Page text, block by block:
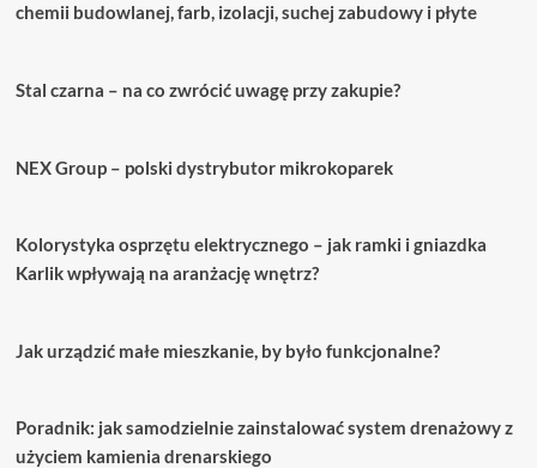
chemii budowlanej, farb, izolacji, suchej zabudowy i płyte
Stal czarna – na co zwrócić uwagę przy zakupie?
NEX Group – polski dystrybutor mikrokoparek
Kolorystyka osprzętu elektrycznego – jak ramki i gniazdka
Karlik wpływają na aranżację wnętrz?
Jak urządzić małe mieszkanie, by było funkcjonalne?
Poradnik: jak samodzielnie zainstalować system drenażowy z
użyciem kamienia drenarskiego